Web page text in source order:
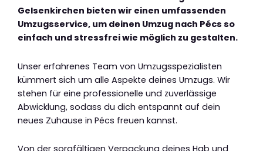
Gelsenkirchen bieten wir einen umfassenden
Umzugsservice, um deinen Umzug nach Pécs so
einfach und stressfrei wie möglich zu gestalten.
Unser erfahrenes Team von Umzugsspezialisten
kümmert sich um alle Aspekte deines Umzugs. Wir
stehen für eine professionelle und zuverlässige
Abwicklung, sodass du dich entspannt auf dein
neues Zuhause in Pécs freuen kannst.